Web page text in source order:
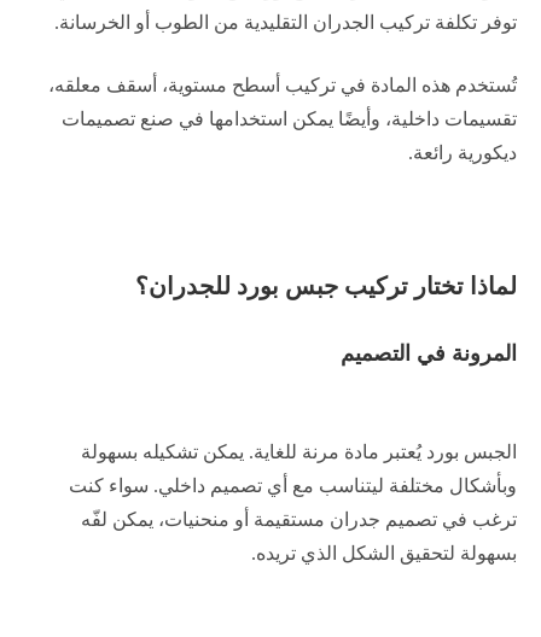
توفر تكلفة تركيب الجدران التقليدية من الطوب أو الخرسانة.
تُستخدم هذه المادة في تركيب أسطح مستوية، أسقف معلقه،
تقسيمات داخلية، وأيضًا يمكن استخدامها في صنع تصميمات
ديكورية رائعة.
لماذا تختار تركيب جبس بورد للجدران؟
المرونة في التصميم
الجبس بورد يُعتبر مادة مرنة للغاية. يمكن تشكيله بسهولة
وبأشكال مختلفة ليتناسب مع أي تصميم داخلي. سواء كنت
ترغب في تصميم جدران مستقيمة أو منحنيات، يمكن لفّه
بسهولة لتحقيق الشكل الذي تريده.